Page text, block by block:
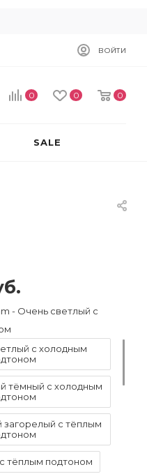
ВОЙТИ
0 0 0
SALE
- Очень светлый с
с холодным
тёмный с холодным
загорелый с тёплым
тёплым подтоном